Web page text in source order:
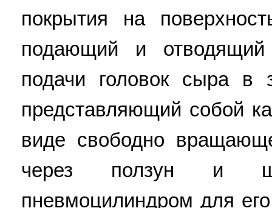
покрытия на
подающий и отводящий
подачи головок сыра в
представляющий собой
виде свободно
через ползун и
пневмоцилиндром для